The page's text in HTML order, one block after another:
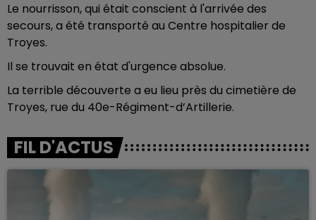
Le nourrisson, qui était conscient à l'arrivée des
secours, a été transporté au Centre hospitalier de
Troyes.
Il se trouvait en état d'urgence absolue.
La terrible découverte a eu lieu près du cimetière de
Troyes, rue du 40e-Régiment-d’Artillerie.
FIL D'ACTUS